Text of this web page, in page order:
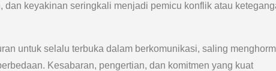
keyakinan seringkali menjadi pemicu konflik atau
untuk selalu terbuka dalam berkomunikasi, saling
Kesabaran, pengertian, dan komitmen yang kuat